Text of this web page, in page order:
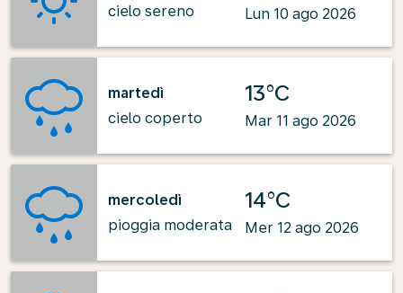
cielo sereno
Lun 10 ago 2026
martedì
cielo coperto
13°C
Mar 11 ago 2026
mercoledì
pioggia moderata
14°C
Mer 12 ago 2026